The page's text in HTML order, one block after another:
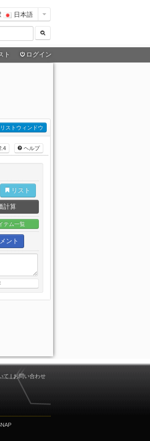
日本語
ト ログイン
ストウィンドウ
ヘルプ
リスト
計算
テム一覧
ント
て お問い合わせ